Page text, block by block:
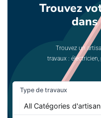
Trouvez
Trouvez un
travaux :
Type de travaux